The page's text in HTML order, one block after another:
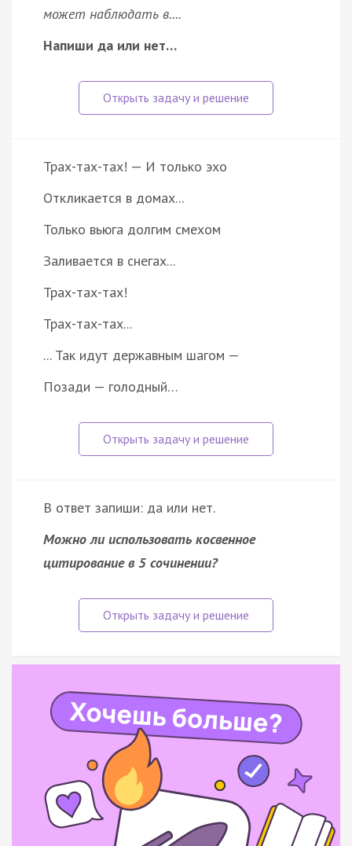
может наблюдать в....
Напиши да или нет…
Трах-тах-тах! — И только эхо
Откликается в домах...
Только вьюга долгим смехом
Заливается в снегах...
Трах-тах-тах!
Трах-тах-тах...
... Так идут державным шагом —
Позади — голодный…
В ответ запиши: да или нет.
Можно ли использовать косвенное
цитирование в 5 сочинении?